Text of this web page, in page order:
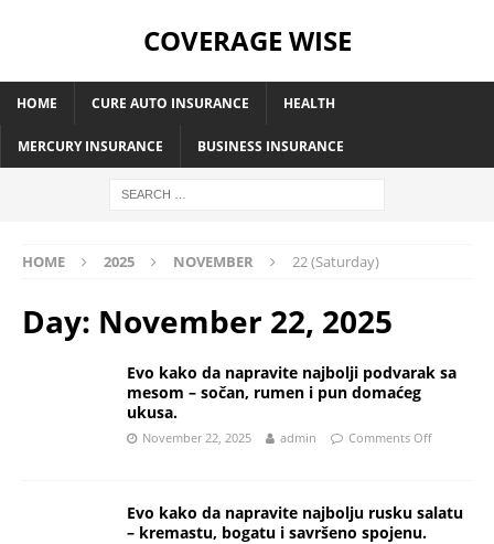
COVERAGE WISE
HOME CURE AUTO INSURANCE HEALTH
MERCURY INSURANCE BUSINESS INSURANCE
HOME 2025 NOVEMBER 22 (Saturday)
Day: November 22, 2025
Evo kako da napravite najbolji podvarak sa
mesom – sočan, rumen i pun domaćeg
ukusa.
November 22, 2025 admin Comments Off
Evo kako da napravite najbolju rusku salatu
– kremastu, bogatu i savršeno spojenu.